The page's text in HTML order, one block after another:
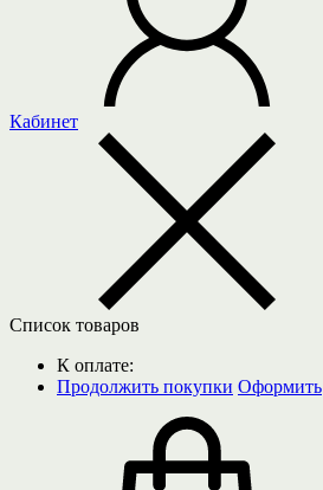
Кабинет
Список товаров
К оплате:
Продолжить покупки Оформить